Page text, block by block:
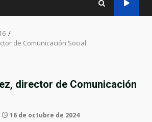
16
de Comunicación Social
director de Comunicación
16 de octubre de 2024